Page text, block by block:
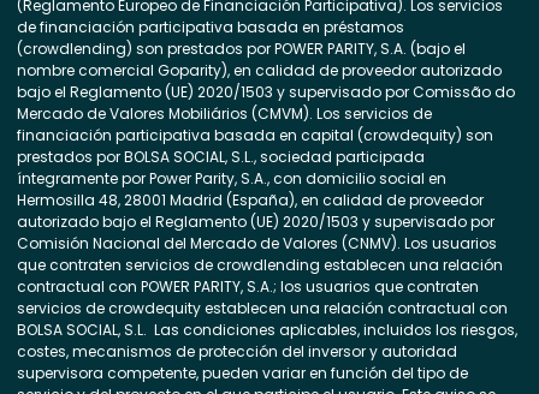
(Reglamento Europeo de Financiación Participativa). Los servicios
de financiación participativa basada en préstamos
(crowdlending) son prestados por POWER PARITY, S.A. (bajo el
nombre comercial Goparity), en calidad de proveedor autorizado
bajo el Reglamento (UE) 2020/1503 y supervisado por Comissão do
Mercado de Valores Mobiliários (CMVM). Los servicios de
financiación participativa basada en capital (crowdequity) son
prestados por BOLSA SOCIAL, S.L., sociedad participada
íntegramente por Power Parity, S.A., con domicilio social en
Hermosilla 48, 28001 Madrid (España), en calidad de proveedor
autorizado bajo el Reglamento (UE) 2020/1503 y supervisado por
Comisión Nacional del Mercado de Valores (CNMV). Los usuarios
que contraten servicios de crowdlending establecen una relación
contractual con POWER PARITY, S.A.; los usuarios que contraten
servicios de crowdequity establecen una relación contractual con
BOLSA SOCIAL, S.L. Las condiciones aplicables, incluidos los riesgos,
costes, mecanismos de protección del inversor y autoridad
supervisora competente, pueden variar en función del tipo de